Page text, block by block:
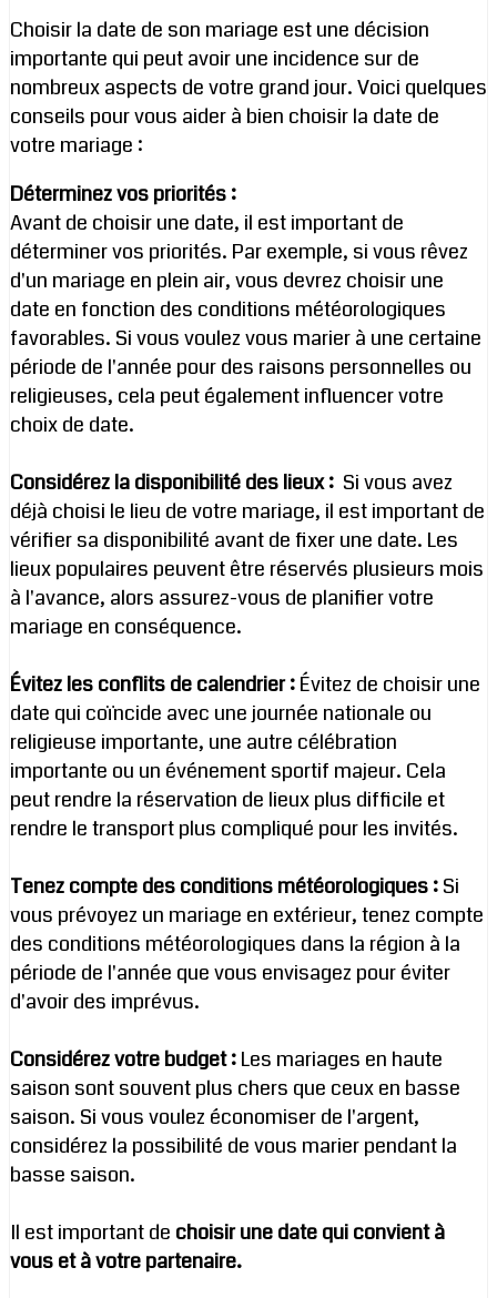
Choisir la date de son mariage est une décision
importante qui peut avoir une incidence sur de
nombreux aspects de votre grand jour. Voici quelques
conseils pour vous aider à bien choisir la date de
votre mariage :
Déterminez vos priorités :
Avant de choisir une date, il est important de
déterminer vos priorités. Par exemple, si vous rêvez
d'un mariage en plein air, vous devrez choisir une
date en fonction des conditions météorologiques
favorables. Si vous voulez vous marier à une certaine
période de l'année pour des raisons personnelles ou
religieuses, cela peut également influencer votre
choix de date.
Considérez la disponibilité des lieux : Si vous avez
déjà choisi le lieu de votre mariage, il est important de
vérifier sa disponibilité avant de fixer une date. Les
lieux populaires peuvent être réservés plusieurs mois
à l'avance, alors assurez-vous de planifier votre
mariage en conséquence.
Évitez les conflits de calendrier :Évitez de choisir une
date qui coïncide avec une journée nationale ou
religieuse importante, une autre célébration
importante ou un événement sportif majeur. Cela
peut rendre la réservation de lieux plus difficile et
rendre le transport plus compliqué pour les invités.
Tenez compte des conditions météorologiques :Si
vous prévoyez un mariage en extérieur, tenez compte
des conditions météorologiques dans la région à la
période de l'année que vous envisagez pour éviter
d'avoir des imprévus.
Considérez votre budget :Les mariages en haute
saison sont souvent plus chers que ceux en basse
saison. Si vous voulez économiser de l'argent,
considérez la possibilité de vous marier pendant la
basse saison.
Il est important de choisir une date qui convient à
vous et à votre partenaire.